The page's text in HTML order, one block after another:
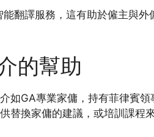
翻譯服務，這有助於僱主與外
的幫助
如GA專業家傭，持有菲律賓領
替換家傭的建議，或培訓課程來